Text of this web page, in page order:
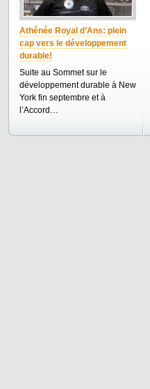
Athénée Royal d’Ans: plein
cap vers le développement
durable!
Suite au Sommet sur le
développement durable à New
York fin septembre et à
l’Accord…